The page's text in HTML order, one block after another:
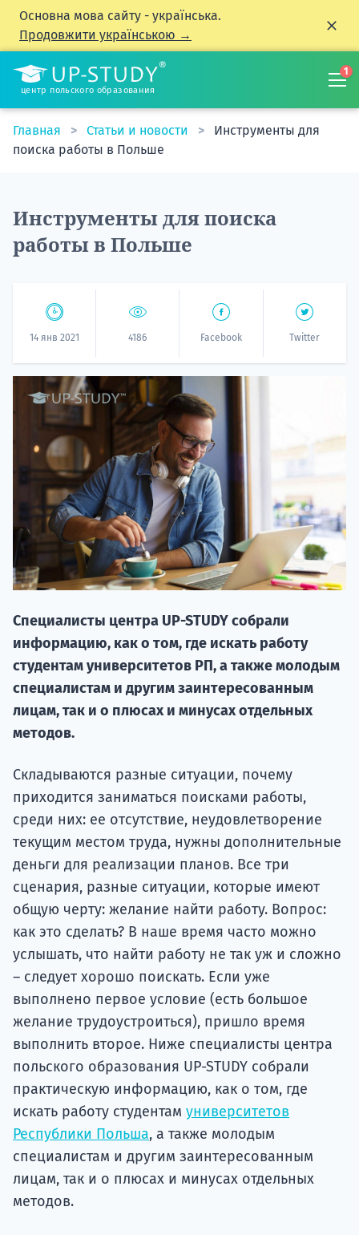
Основна мова сайту - українська.
Продовжити українською →
центр польского образования
1
Главная Статьи и новости
Инструменты для
поиска работы в Польше
Инструменты для поиска
работы в Польше
14 янв 2021 4186 Facebook Twitter
Специалисты центра UP-STUDY собрали
информацию, как о том, где искать работу
студентам университетов РП, а также молодым
специалистам и другим заинтересованным
лицам, так и о плюсах и минусах отдельных
методов.
Складываются разные ситуации, почему
приходится заниматься поисками работы,
среди них: ее отсутствие, неудовлетворение
текущим местом труда, нужны дополнительные
деньги для реализации планов. Все три
сценария, разные ситуации, которые имеют
общую черту: желание найти работу. Вопрос:
как это сделать? В наше время часто можно
услышать, что найти работу не так уж и сложно
– следует хорошо поискать. Если уже
выполнено первое условие (есть большое
желание трудоустроиться), пришло время
выполнить второе. Ниже специалисты центра
польского образования UP-STUDY собрали
практическую информацию, как о том, где
искать работу студентам университетов
Республики Польша, а также молодым
специалистам и другим заинтересованным
лицам, так и о плюсах и минусах отдельных
методов.
20.09